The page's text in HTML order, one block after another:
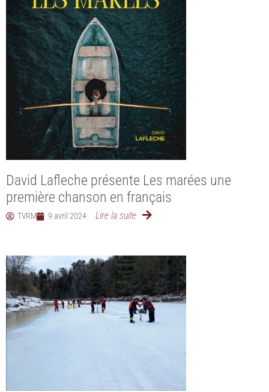
David Lafleche présente Les marées une
première chanson en français
TVRM 9 avril 2024 Lire la suite